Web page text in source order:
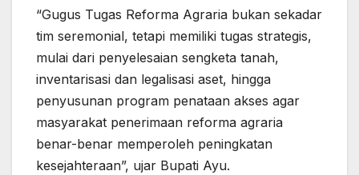
“Gugus Tugas Reforma Agraria bukan sekadar
tim seremonial, tetapi memiliki tugas strategis,
mulai dari penyelesaian sengketa tanah,
inventarisasi dan legalisasi aset, hingga
penyusunan program penataan akses agar
masyarakat penerimaan reforma agraria
benar-benar memperoleh peningkatan
kesejahteraan”, ujar Bupati Ayu.